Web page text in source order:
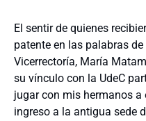
El sentir de quienes
patente en las palabras
Vicerrectoría, María
su vínculo con la UdeC
jugar con mis hermanos a
ingreso a la antigua sede